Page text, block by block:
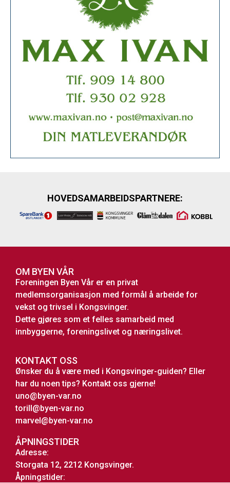
HOVEDSAMARBEIDSPARTNERE:
OM BYEN VÅR
Foreningen Byen Vår er en privat
medlemsorganisasjon med formål å arbeide for
vekst og trivsel i Kongsvinger.
Dette gjøres som et felles samarbeid med
innbyggerne, foreningslivet og næringslivet.
KONTAKT OSS
Ønsker du å være med i Kongsvinger-guiden? Eller
har du noen tips? Kontakt oss gjerne!
uno@byen-var.no
torill@byen-var.no
marvel@byen-var.no
ÅPNINGSTIDER
Adresse:
Storgata 12, 2212 Kongsvinger.
Åpningstider: